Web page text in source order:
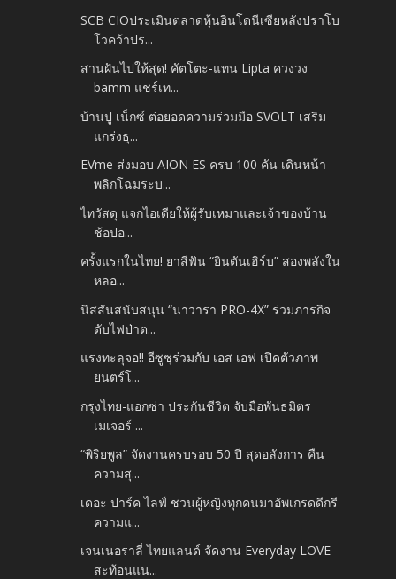
SCB CIOประเมินตลาดหุ้นอินโดนีเซียหลังปราโบ
โวคว้าปร...
สานฝันไปให้สุด! คัตโตะ-แทน Lipta ควงวง
bamm แชร์เท...
บ้านปู เน็กซ์ ต่อยอดความร่วมมือ SVOLT เสริม
แกร่งธุ...
EVme ส่งมอบ AION ES ครบ 100 คัน เดินหน้า
พลิกโฉมระบ...
ไทวัสดุ แจกไอเดียให้ผู้รับเหมาและเจ้าของบ้าน
ช้อปอ...
ครั้งแรกในไทย! ยาสีฟัน “ยินตันเฮิร์บ” สองพลังใน
หลอ...
นิสสันสนับสนุน “นาวารา PRO-4X” ร่วมภารกิจ
ดับไฟป่าต...
แรงทะลุจอ!! อีซูซุร่วมกับ เอส เอฟ เปิดตัวภาพ
ยนตร์โ...
กรุงไทย-แอกซ่า ประกันชีวิต จับมือพันธมิตร
เมเจอร์ ...
“พิริยพูล” จัดงานครบรอบ 50 ปี สุดอลังการ คืน
ความสุ...
เดอะ ปาร์ค ไลฟ์ ชวนผู้หญิงทุกคนมาอัพเกรดดีกรี
ความแ...
เจนเนอราลี่ ไทยแลนด์ จัดงาน Everyday LOVE
สะท้อนแน...